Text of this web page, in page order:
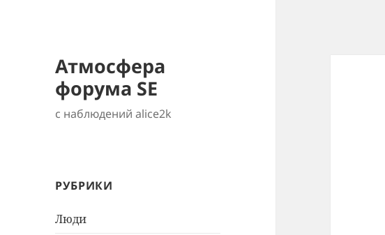
Атмосфера
форума SE
с наблюдений alice2k
РУБРИКИ
Люди